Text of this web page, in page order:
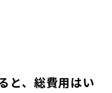
と、総費用はい